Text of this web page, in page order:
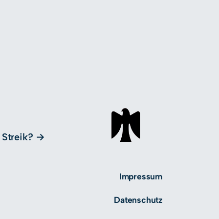
Impressum
Datenschutz